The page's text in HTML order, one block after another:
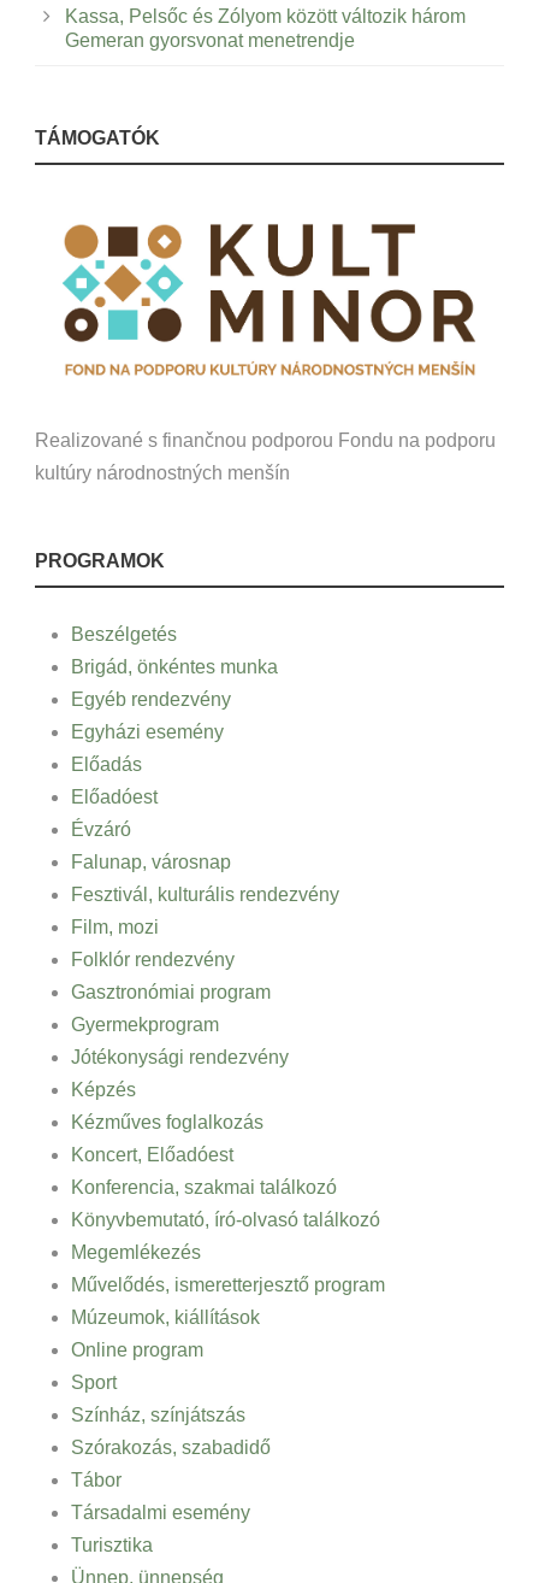
Kassa, Pelsőc és Zólyom között változik három
Gemeran gyorsvonat menetrendje
TÁMOGATÓK
Realizované s finančnou podporou Fondu na podporu
kultúry národnostných menšín
PROGRAMOK
Beszélgetés
Brigád, önkéntes munka
Egyéb rendezvény
Egyházi esemény
Előadás
Előadóest
Évzáró
Falunap, városnap
Fesztivál, kulturális rendezvény
Film, mozi
Folklór rendezvény
Gasztronómiai program
Gyermekprogram
Jótékonysági rendezvény
Képzés
Kézműves foglalkozás
Koncert, Előadóest
Konferencia, szakmai találkozó
Könyvbemutató, író-olvasó találkozó
Megemlékezés
Művelődés, ismeretterjesztő program
Múzeumok, kiállítások
Online program
Sport
Színház, színjátszás
Szórakozás, szabadidő
Tábor
Társadalmi esemény
Turisztika
Ünnep, ünnepség